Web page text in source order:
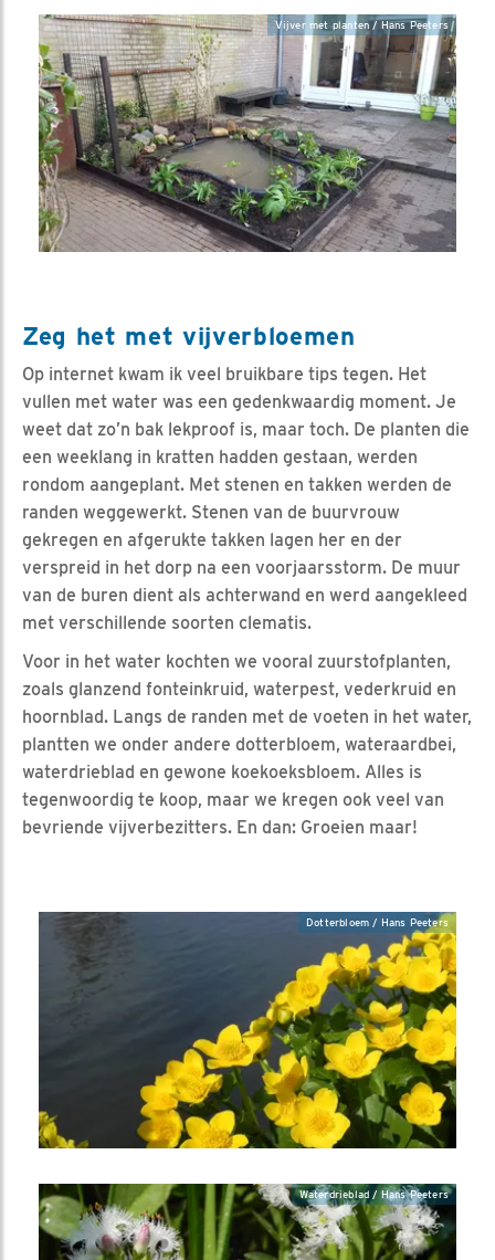
Vijver met planten / Hans Peeters
Zeg het met vijverbloemen
Op internet kwam ik veel bruikbare tips tegen. Het
vullen met water was een gedenkwaardig moment. Je
weet dat zo’n bak lekproof is, maar toch. De planten die
een weeklang in kratten hadden gestaan, werden
rondom aangeplant. Met stenen en takken werden de
randen weggewerkt. Stenen van de buurvrouw
gekregen en afgerukte takken lagen her en der
verspreid in het dorp na een voorjaarsstorm. De muur
van de buren dient als achterwand en werd aangekleed
met verschillende soorten clematis.
Voor in het water kochten we vooral zuurstofplanten,
zoals glanzend fonteinkruid, waterpest, vederkruid en
hoornblad. Langs de randen met de voeten in het water,
plantten we onder andere dotterbloem, wateraardbei,
waterdrieblad en gewone koekoeksbloem. Alles is
tegenwoordig te koop, maar we kregen ook veel van
bevriende vijverbezitters. En dan: Groeien maar!
Dotterbloem / Hans Peeters
Waterdrieblad / Hans Peeters